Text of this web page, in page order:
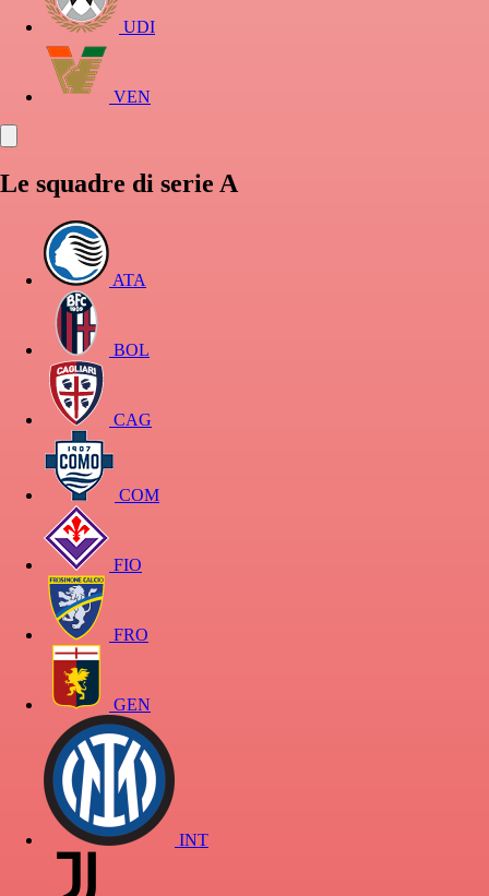
UDI
VEN
Le squadre di serie A
ATA
BOL
CAG
COM
FIO
FRO
GEN
INT